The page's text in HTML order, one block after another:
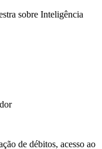
sobre Inteligência
de débitos, acesso ao